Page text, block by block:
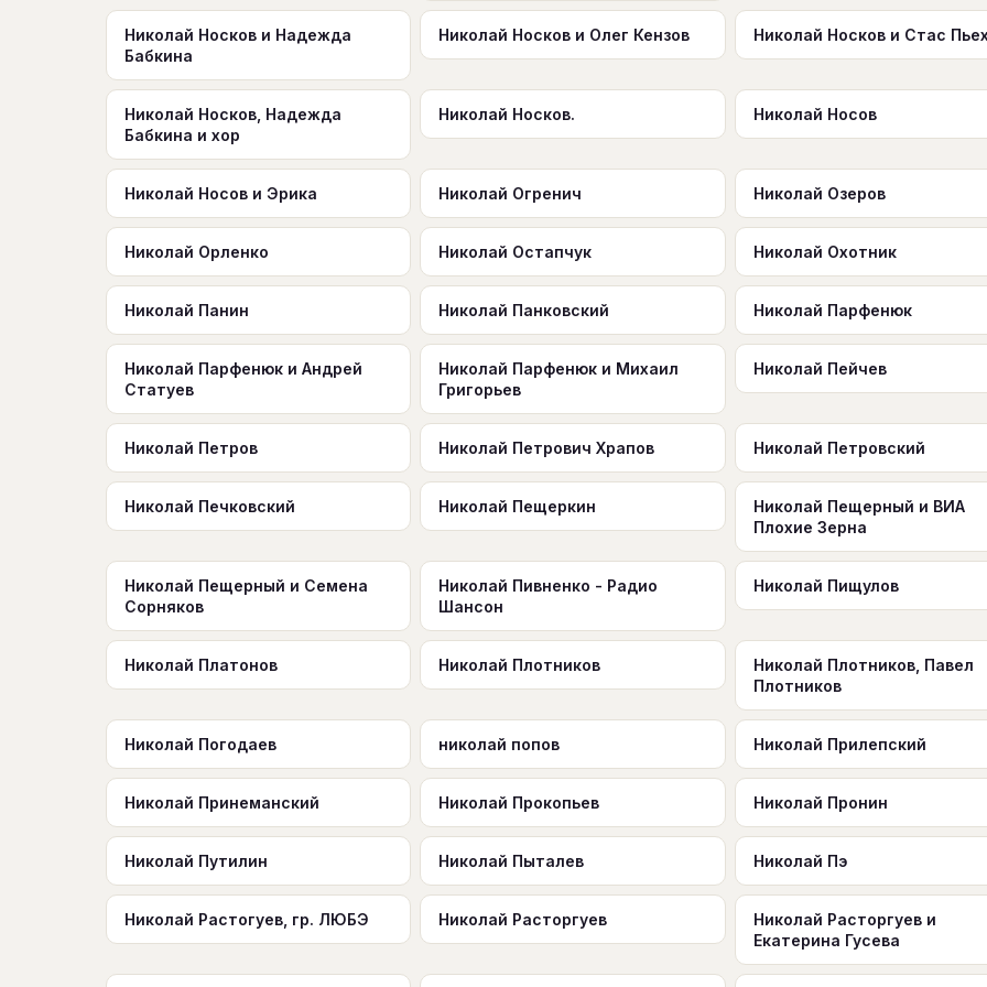
Николай Носков и Надежда
Бабкина
Николай Носков и Олег Кензов Николай Носков и Стас
Николай Носков, Надежда
Бабкина и хор
Николай Носков. Николай Носов
Николай Носов и Эрика Николай Огренич Николай Озеров
Николай Орленко Николай Остапчук Николай Охотник
Николай Панин Николай Панковский Николай Парфенюк
Николай Парфенюк и Андрей
Статуев
Николай Парфенюк и Михаил
Григорьев
Николай Пейчев
Николай Петров Николай Петрович Храпов Николай Петровский
Николай Печковский Николай Пещеркин
Николай Пещерный и ВИА
Плохие Зерна
Николай Пещерный и Семена
Сорняков
Николай Пивненко - Радио
Шансон
Николай Пищулов
Николай Платонов Николай Плотников
Николай Плотников, Павел
Плотников
Николай Погодаев николай попов Николай Прилепский
Николай Принеманский Николай Прокопьев Николай Пронин
Николай Путилин Николай Пыталев Николай Пэ
Николай Растогуев, гр. ЛЮБЭ Николай Расторгуев
Николай Расторгуев и
Екатерина Гусева